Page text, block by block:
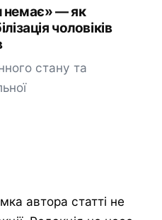
немає» — як
чоловіків
стану та
автора статті не